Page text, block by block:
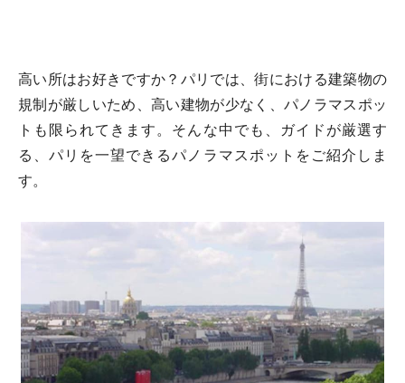
高い所はお好きですか？パリでは、街における建築物の
規制が厳しいため、高い建物が少なく、パノラマスポッ
トも限られてきます。そんな中でも、ガイドが厳選す
る、パリを一望できるパノラマスポットをご紹介しま
す。